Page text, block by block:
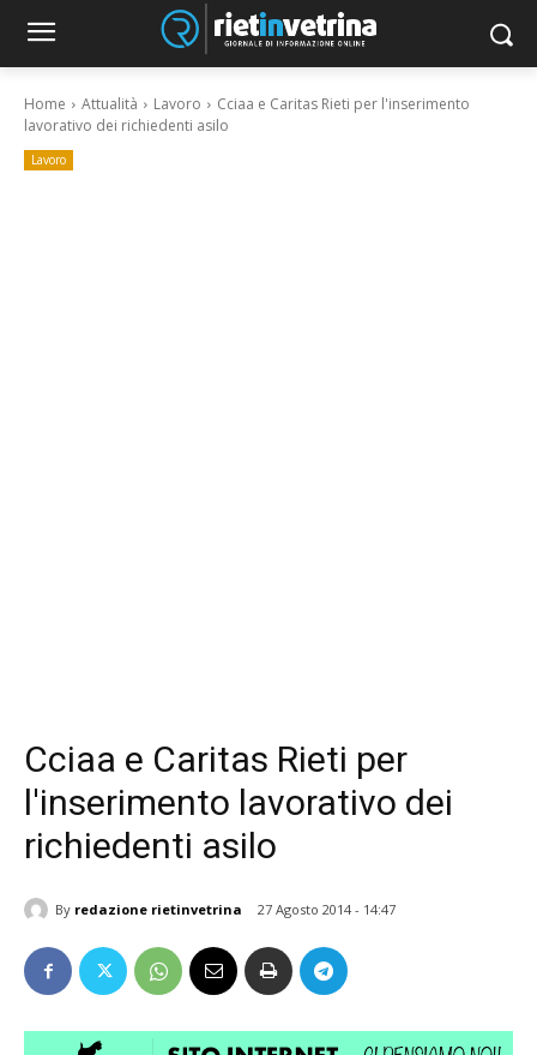
Home Attualità Lavoro
Cciaa e Caritas Rieti per l'inserimento
lavorativo dei richiedenti asilo
Lavoro
Cciaa e Caritas Rieti per
l'inserimento lavorativo dei
richiedenti asilo
By redazione rietinvetrina 27 Agosto 2014 - 14:47